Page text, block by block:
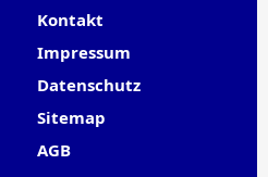
Kontakt
Impressum
Datenschutz
Sitemap
AGB